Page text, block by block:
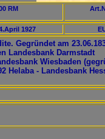
RM
1927
Gegründet am
Landesbank Darmstadt
Wiesbaden
Helaba - Landesbank